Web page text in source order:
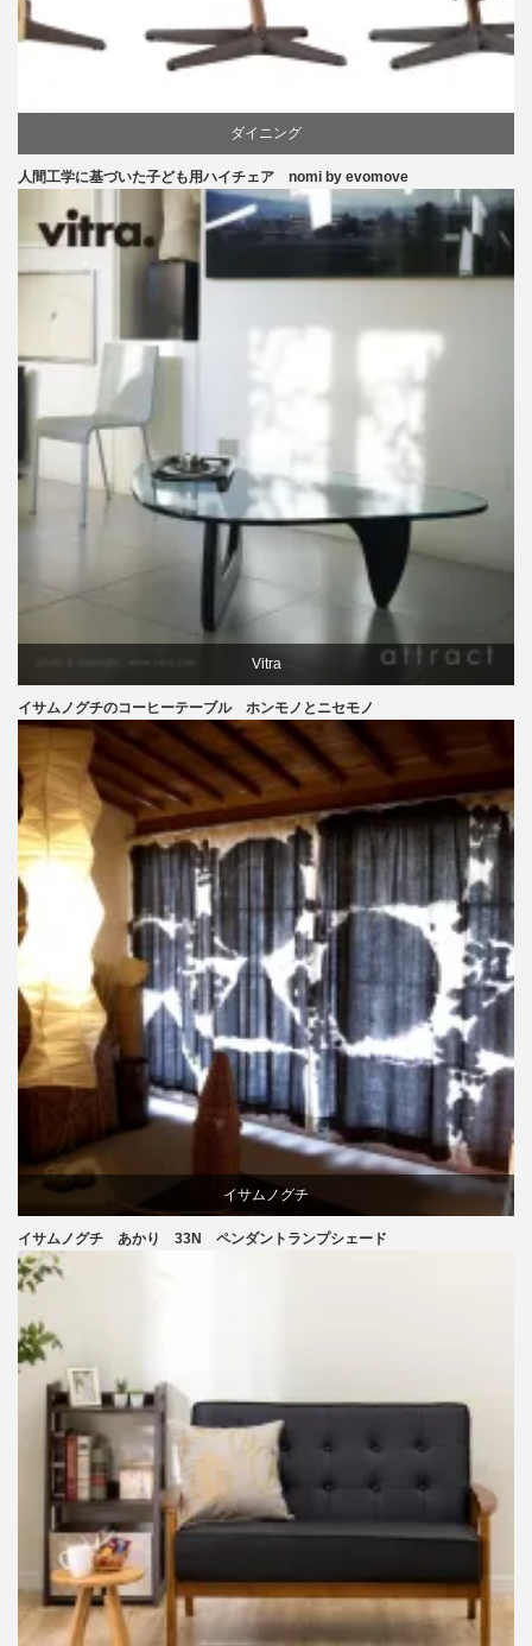
ダイニング
ピーター・オブスヴィック
椅子
人間工学に基づいた子ども用ハイチェア nomi by evomove
Vitra
イサムノグチ
テーブル
イサムノグチのコーヒーテーブル ホンモノとニセモノ
イサムノグチ
イサムノグチ あかり 33N ペンダントランプシェード